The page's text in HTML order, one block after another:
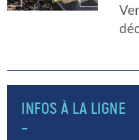
[…]
INFOS À LA LIGNE